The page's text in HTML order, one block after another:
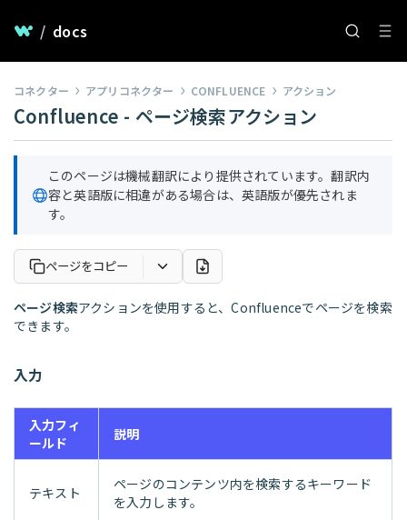
/ docs
コネクター アプリコネクター CONFLUENCE アクション
Confluence - ページ検索アクション
このページは機械翻訳により提供されています。翻訳内
容と英語版に相違がある場合は、英語版が優先されま
す。
ページをコピー
ページ検索アクションを使用すると、Confluenceでページを検索
できます。
入力
入力フィ
ールド
説明
テキスト
ページのコンテンツ内を検索するキーワード
を入力します。